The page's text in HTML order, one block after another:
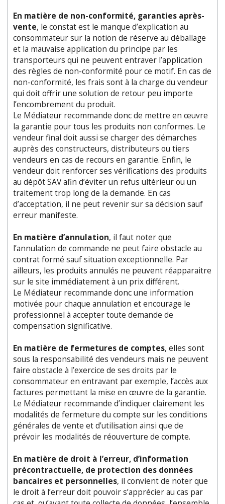
En matière de non-conformité, garanties après-
vente, le constat est le manque d’explication au
consommateur sur la notion de réserve au déballage
et la mauvaise application du principe par les
transporteurs qui ne peuvent entraver l’application
des règles de non-conformité pour ce motif. En cas de
non-conformité, les frais sont à la charge du vendeur
qui doit offrir une solution de retour peu importe
l’encombrement du produit.
Le Médiateur recommande donc de mettre en œuvre
la garantie pour tous les produits non conformes. Le
vendeur final doit aussi se charger des démarches
auprès des constructeurs, distributeurs ou tiers
vendeurs en cas de recours en garantie. Enfin, le
vendeur doit renforcer ses vérifications des produits
au dépôt SAV afin d’éviter un refus ultérieur ou un
traitement trop long de la demande. En cas
d’acceptation, il ne peut revenir sur sa décision sauf
erreur manifeste.
En matière d’annulation, il faut noter que
l’annulation de commande ne peut faire obstacle au
contrat formé sauf situation exceptionnelle. Par
ailleurs, les produits annulés ne peuvent réapparaitre
sur le site immédiatement à un prix différent.
Le Médiateur recommande donc une information
motivée pour chaque annulation et encourage le
professionnel à accepter toute demande de
compensation significative.
En matière de fermetures de comptes, elles sont
sous la responsabilité des vendeurs mais ne peuvent
faire obstacle à l’exercice de ses droits par le
consommateur en entravant par exemple, l’accès aux
factures permettant la mise en œuvre de la garantie.
Le Médiateur recommande d’indiquer clairement les
modalités de fermeture du compte sur les conditions
générales de vente et d’utilisation ainsi que de
prévoir les modalités de réouverture de compte.
En matière de droit à l’erreur, d’information
précontractuelle, de protection des données
bancaires et personnelles, il convient de noter que
le droit à l’erreur doit pouvoir s’apprécier au cas par